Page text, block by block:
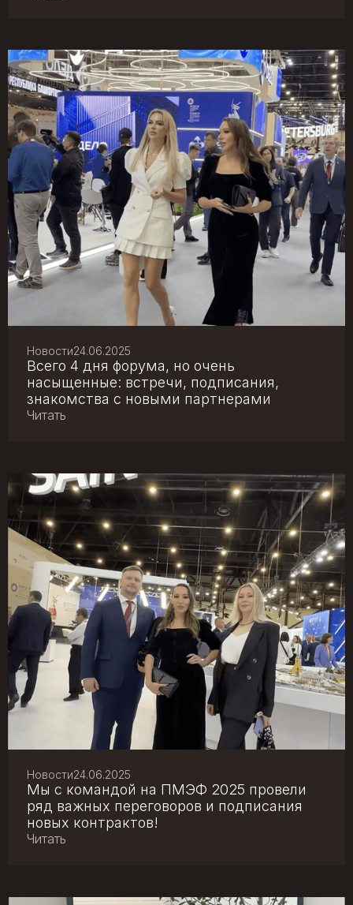
Новости24.06.2025
Всего 4 дня форума, но очень
насыщенные: встречи, подписания,
знакомства с новыми партнерами
Читать
Новости24.06.2025
Мы с командой на ПМЭФ 2025 провели
ряд важных переговоров и подписания
новых контрактов!
Читать